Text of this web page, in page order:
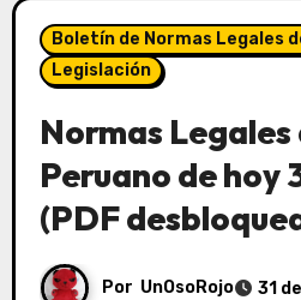
Boletín de Normas Legales
Legislación
Normas Legales
Peruano de hoy
(PDF
Por UnOsoRojo 31